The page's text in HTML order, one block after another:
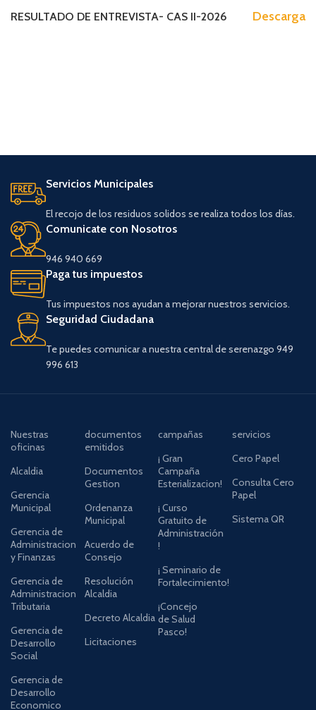
RESULTADO DE ENTREVISTA- CAS II-2026 Descarga
Servicios Municipales
El recojo de los residuos solidos se realiza todos los días.
Comunicate con Nosotros
946 940 669
Paga tus impuestos
Tus impuestos nos ayudan a mejorar nuestros servicios.
Seguridad Ciudadana
Te puedes comunicar a nuestra central de serenazgo 949
996 613
Nuestras
oficinas
Alcaldia
Gerencia
Municipal
Gerencia de
Administracion
y Finanzas
Gerencia de
Administracion
Tributaria
Gerencia de
Desarrollo
Social
Gerencia de
Desarrollo
Economico
documentos
emitidos
Documentos
Gestion
Ordenanza
Municipal
Acuerdo de
Consejo
Resolución
Alcaldia
Decreto Alcaldia
Licitaciones
campañas
¡ Gran
Campaña
Esterializacion!
¡ Curso
Gratuito de
Administración
!
¡ Seminario de
Fortalecimiento!
¡Concejo
de Salud
Pasco!
servicios
Cero Papel
Consulta Cero
Papel
Sistema QR